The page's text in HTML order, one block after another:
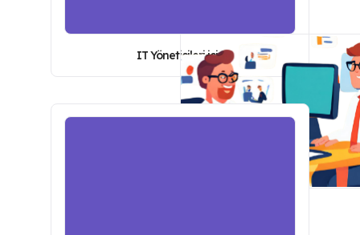
IT Yöneticileri için